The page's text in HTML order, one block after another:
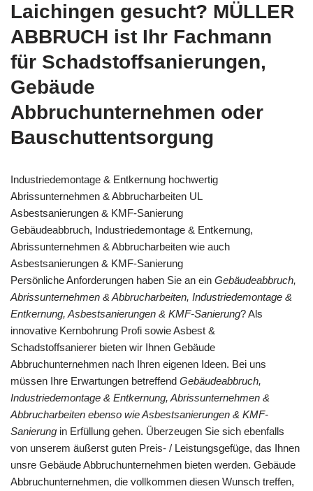
Laichingen gesucht? MÜLLER
ABBRUCH ist Ihr Fachmann
für Schadstoffsanierungen,
Gebäude
Abbruchunternehmen oder
Bauschuttentsorgung
Industriedemontage & Entkernung hochwertig
Abrissunternehmen & Abbrucharbeiten UL
Asbestsanierungen & KMF-Sanierung
Gebäudeabbruch, Industriedemontage & Entkernung,
Abrissunternehmen & Abbrucharbeiten wie auch
Asbestsanierungen & KMF-Sanierung
Persönliche Anforderungen haben Sie an ein Gebäudeabbruch,
Abrissunternehmen & Abbrucharbeiten, Industriedemontage &
Entkernung, Asbestsanierungen & KMF-Sanierung? Als
innovative Kernbohrung Profi sowie Asbest &
Schadstoffsanierer bieten wir Ihnen Gebäude
Abbruchunternehmen nach Ihren eigenen Ideen. Bei uns
müssen Ihre Erwartungen betreffend Gebäudeabbruch,
Industriedemontage & Entkernung, Abrissunternehmen &
Abbrucharbeiten ebenso wie Asbestsanierungen & KMF-
Sanierung in Erfüllung gehen. Überzeugen Sie sich ebenfalls
von unserem äußerst guten Preis- / Leistungsgefüge, das Ihnen
unsre Gebäude Abbruchunternehmen bieten werden. Gebäude
Abbruchunternehmen, die vollkommen diesen Wunsch treffen,